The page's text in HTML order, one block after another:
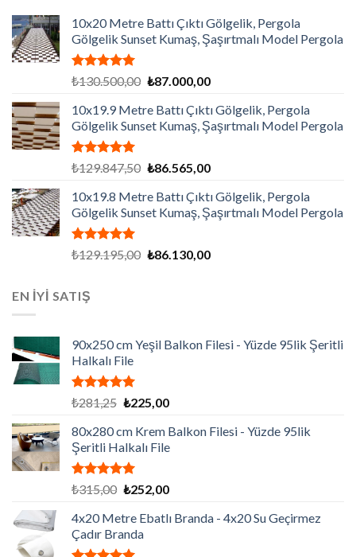
10x20 Metre Battı Çıktı Gölgelik, Pergola
Gölgelik Sunset Kumaş, Şaşırtmalı Model Pergola
5 üzerinden
aldı
₺130.500,00 Orijinal
₺130.500,00.
₺87.000,00Şu
fiyat:
₺87.000,00.
10x19.9 Metre Battı Çıktı Gölgelik, Pergola
Gölgelik Sunset Kumaş, Şaşırtmalı Model Pergola
5 üzerinden
aldı
₺129.847,50 Orijinal
₺129.847,50.
₺86.565,00Şu
fiyat:
₺86.565,00.
10x19.8 Metre Battı Çıktı Gölgelik, Pergola
Gölgelik Sunset Kumaş, Şaşırtmalı Model Pergola
5 üzerinden
₺129.195,00 Orijinal
₺86.130,00Şu
EN İYİ SATIŞ
90x250 cm Yeşil Balkon Filesi - Yüzde 95lik Şeritli
Halkalı File
5 üzerinden
oy
aldı
₺281,25 Orijinal
₺281,25.
₺225,00Şu
fiyat:
₺225,00.
80x280 cm Krem Balkon Filesi - Yüzde 95lik
Şeritli Halkalı File
5 üzerinden
oy
aldı
₺315,00 Orijinal
₺315,00.
₺252,00Şu
fiyat:
4x20 Metre Ebatlı Branda - 4x20 Su Geçirmez
Çadır Branda